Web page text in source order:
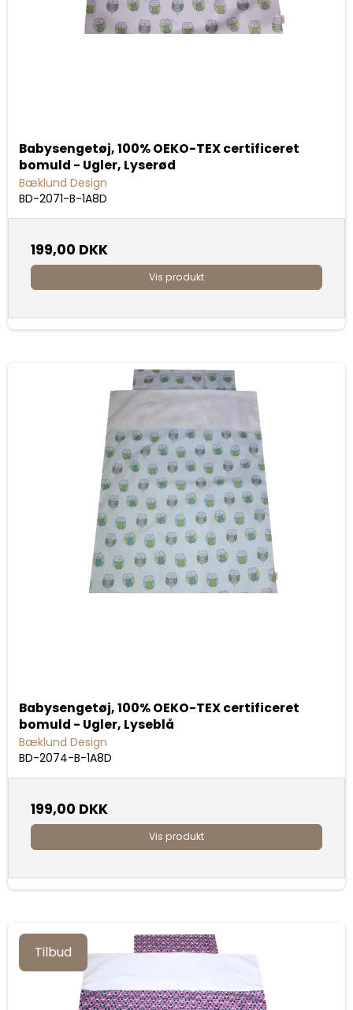
Babysengetøj, 100% OEKO-TEX certificeret
bomuld - Ugler, Lyserød
Bæklund Design
BD-2071-B-1A8D
199,00 DKK
Vis produkt
Babysengetøj, 100% OEKO-TEX certificeret
bomuld - Ugler, Lyseblå
Bæklund Design
BD-2074-B-1A8D
199,00 DKK
Vis produkt
Tilbud